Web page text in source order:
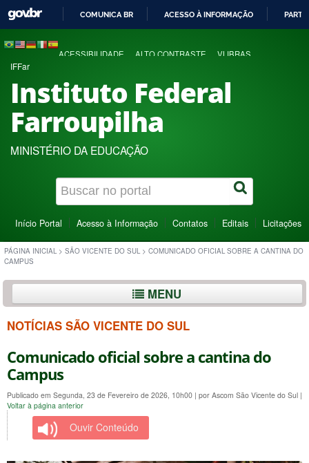
COMUNICA BR ACESSO À INFORMAÇÃO
ACESSIBILIDADE ALTO CONTRASTE VLIBRAS
IFFar
Instituto Federal
Farroupilha
MINISTÉRIO DA EDUCAÇÃO
Início Portal Acesso à Informação Contatos Editais Licitações
PÁGINA INICIAL > SÃO VICENTE DO SUL > COMUNICADO OFICIAL SOBRE A CANTINA DO
CAMPUS
MENU
NOTÍCIAS SÃO VICENTE DO SUL
Comunicado oficial sobre a cantina do
Campus
Publicado em Segunda, 23 de Fevereiro de 2026, 10h00 | por Ascom São Vicente do Sul |
Voltar à página anterior
Ouvir Conteúdo